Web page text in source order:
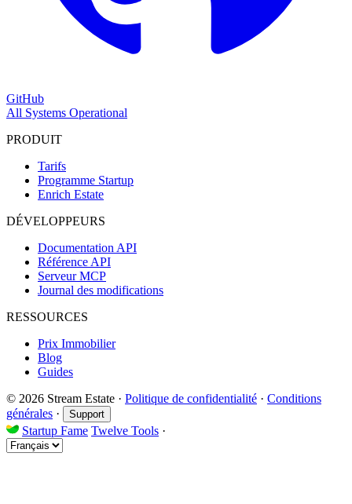
GitHub
All Systems Operational
PRODUIT
Tarifs
Programme Startup
Enrich Estate
DÉVELOPPEURS
Documentation API
Référence API
Serveur MCP
Journal des modifications
RESSOURCES
Prix Immobilier
Blog
Guides
© 2026 Stream Estate · Politique de confidentialité · Conditions
générales · Support
Startup Fame Twelve Tools ·